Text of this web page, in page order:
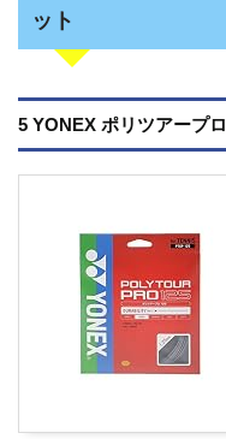
ット
5 YONEX ポリツアープロ